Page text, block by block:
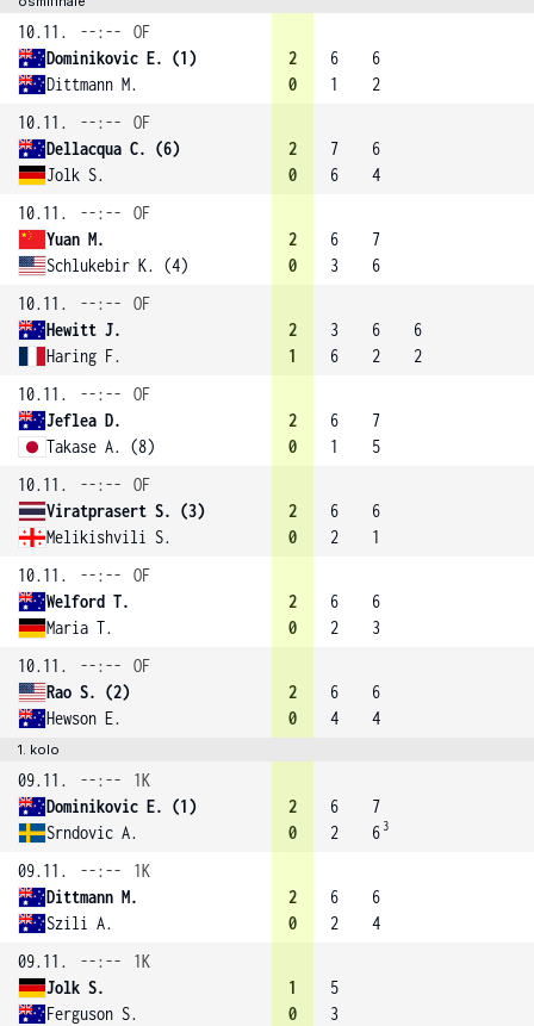
10.11. --:--
OF
Dominikovic E. (1)
Dittmann M.
2
0
6
1
6
2
10.11.
--:--
OF
Dellacqua C. (6)
Jolk S.
2
0
7
6
6
4
10.11.
--:--
OF
Yuan M.
Schlukebir K. (4)
2
0
6
3
7
6
10.11.
--:--
OF
Hewitt J.
Haring F.
2
1
3
6
6
2
6
2
10.11.
--:--
OF
Jeflea D.
Takase A. (8)
2
0
6
1
7
5
10.11.
--:--
OF
Viratprasert S. (3)
Melikishvili S.
2
0
6
2
6
1
10.11.
--:--
OF
Welford T.
Maria T.
2
0
6
2
6
3
10.11.
--:--
OF
Rao S. (2)
Hewson E.
2
0
6
4
6
4
1. kolo
09.11. --:--
1K
Dominikovic E. (1)
Srndovic A.
2
0
6
2
7
6 3
09.11. --:--
1K
Dittmann M.
Szili A.
2
0
6
2
6
4
09.11.
--:--
1K
Jolk S.
Ferguson S.
1
0
5
3